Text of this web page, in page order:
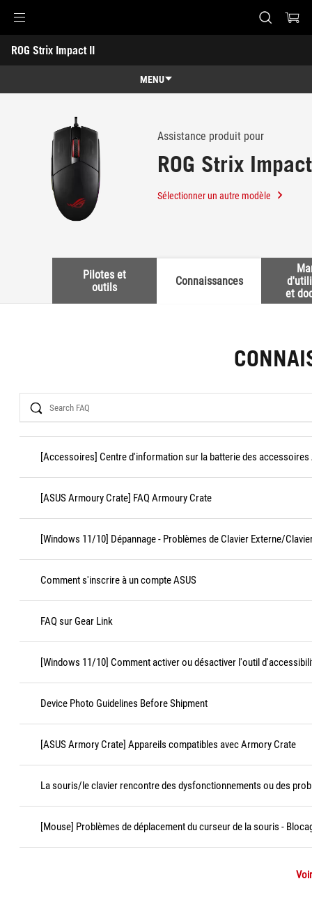
Accessibility links
Aller au contenu
Accessibilité
Aller au Menu
Footer ASUS
ROG Strix Impact II
-
MENU
Caractéristiques
Caractéristiques techniques
Récompenses
Assistance produit pour
ROG Strix
Sélectionner un autre modèle
Pilotes et
outils
Connaissances
et
Search
[Accessoires] Centre d'information sur la batterie des accessoires
[ASUS Armoury Crate] FAQ Armoury Crate
[Windows 11/10] Dépannage - Problèmes de Clavier Externe/
Comment s'inscrire à un compte ASUS
FAQ sur Gear Link
[Windows 11/10] Comment activer ou désactiver l'outil
Device Photo Guidelines Before Shipment
[ASUS Armory Crate] Appareils compatibles avec Armory Crate
La souris/le clavier rencontre des dysfonctionnements ou des
[Mouse] Problèmes de déplacement du curseur de la souris -